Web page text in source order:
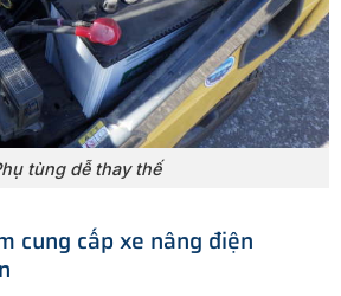
tùng dễ thay thế
cung cấp xe nâng điện